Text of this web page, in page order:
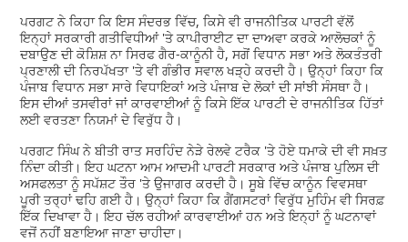
ਪਰਗਟ ਨੇ ਕਿਹਾ ਕਿ ਇਸ ਸੰਦਰਭ ਵਿੱਚ, ਕਿਸੇ ਵੀ ਰਾਜਨੀਤਿਕ ਪਾਰਟੀ ਵੱਲੋਂ
ਇਨ੍ਹਾਂ ਸਰਕਾਰੀ ਗਤੀਵਿਧੀਆਂ 'ਤੇ ਕਾਪੀਰਾਈਟ ਦਾ ਦਾਅਵਾ ਕਰਕੇ ਆਲੋਚਕਾਂ ਨੂੰ
ਦਬਾਉਣ ਦੀ ਕੋਸ਼ਿਸ਼ ਨਾ ਸਿਰਫ ਗੈਰ-ਕਾਨੂੰਨੀ ਹੈ, ਸਗੋਂ ਵਿਧਾਨ ਸਭਾ ਅਤੇ ਲੋਕਤੰਤਰੀ
ਪ੍ਰਣਾਲੀ ਦੀ ਨਿਰਪੱਖਤਾ 'ਤੇ ਵੀ ਗੰਭੀਰ ਸਵਾਲ ਖੜ੍ਹੇ ਕਰਦੀ ਹੈ। ਉਨ੍ਹਾਂ ਕਿਹਾ ਕਿ
ਪੰਜਾਬ ਵਿਧਾਨ ਸਭਾ ਸਾਰੇ ਵਿਧਾਇਕਾਂ ਅਤੇ ਪੰਜਾਬ ਦੇ ਲੋਕਾਂ ਦੀ ਸਾਂਝੀ ਸੰਸਥਾ ਹੈ।
ਇਸ ਦੀਆਂ ਤਸਵੀਰਾਂ ਜਾਂ ਕਾਰਵਾਈਆਂ ਨੂੰ ਕਿਸੇ ਇੱਕ ਪਾਰਟੀ ਦੇ ਰਾਜਨੀਤਿਕ ਹਿੱਤਾਂ
ਲਈ ਵਰਤਣਾ ਨਿਯਮਾਂ ਦੇ ਵਿਰੁੱਧ ਹੈ।
ਪਰਗਟ ਸਿੰਘ ਨੇ ਬੀਤੀ ਰਾਤ ਸਰਹਿੰਦ ਨੇੜੇ ਰੇਲਵੇ ਟਰੈਕ 'ਤੇ ਹੋਏ ਧਮਾਕੇ ਦੀ ਵੀ ਸਖ਼ਤ
ਨਿੰਦਾ ਕੀਤੀ। ਇਹ ਘਟਨਾ ਆਮ ਆਦਮੀ ਪਾਰਟੀ ਸਰਕਾਰ ਅਤੇ ਪੰਜਾਬ ਪੁਲਿਸ ਦੀ
ਅਸਫਲਤਾ ਨੂੰ ਸਪੱਸ਼ਟ ਤੌਰ 'ਤੇ ਉਜਾਗਰ ਕਰਦੀ ਹੈ। ਸੂਬੇ ਵਿੱਚ ਕਾਨੂੰਨ ਵਿਵਸਥਾ
ਪੂਰੀ ਤਰ੍ਹਾਂ ਢਹਿ ਗਈ ਹੈ। ਉਨ੍ਹਾਂ ਕਿਹਾ ਕਿ ਗੈਂਗਸਟਰਾਂ ਵਿਰੁੱਧ ਮੁਹਿੰਮ ਵੀ ਸਿਰਫ਼
ਇੱਕ ਦਿਖਾਵਾ ਹੈ। ਇਹ ਚੱਲ ਰਹੀਆਂ ਕਾਰਵਾਈਆਂ ਹਨ ਅਤੇ ਇਨ੍ਹਾਂ ਨੂੰ ਘਟਨਾਵਾਂ
ਵਜੋਂ ਨਹੀਂ ਬਣਾਇਆ ਜਾਣਾ ਚਾਹੀਦਾ।